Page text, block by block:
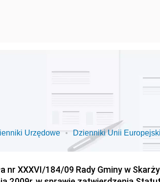
Urzędowe Dzienniki Unii
nr XXXVI/184/09 Rady Gminy w